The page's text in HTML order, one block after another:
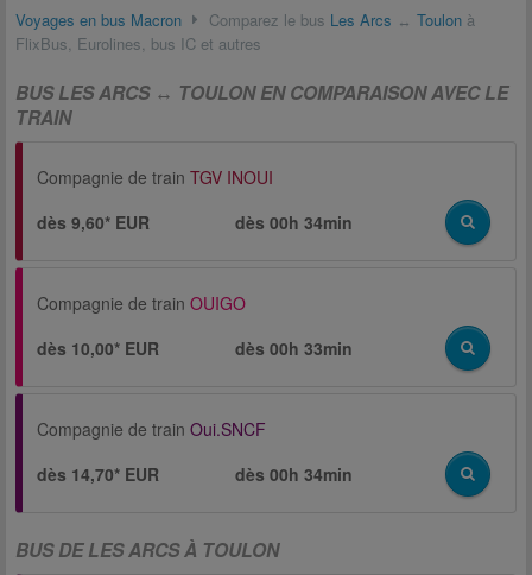
Voyages en bus Macron Comparez le bus Les Arcs ↔ Toulon à
FlixBus, Eurolines, bus IC et autres
BUS LES ARCS ↔ TOULON EN COMPARAISON AVEC LE
TRAIN
Compagnie de train TGV INOUI
dès 9,60* EUR
dès00h 34min
Compagnie de train OUIGO
dès 10,00* EUR
dès00h 33min
Compagnie de train Oui.SNCF
dès 14,70* EUR
dès00h 34min
BUS DE LES ARCS À TOULON